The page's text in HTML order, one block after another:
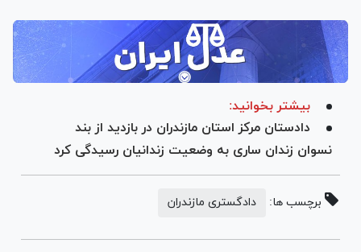
بیشتر بخوانید:
دادستان مرکز استان مازندران در بازدید از بند
نسوان زندان ساری به وضعیت زندانیان رسیدگی کرد
برچسب ها: دادگستری مازندران